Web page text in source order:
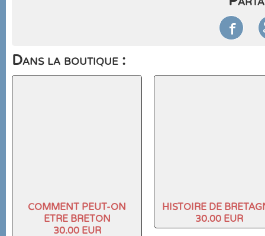

Dans la boutique :
COMMENT PEUT-ON
ETRE BRETON
30.00 EUR
HISTOIRE DE
30.00 EUR